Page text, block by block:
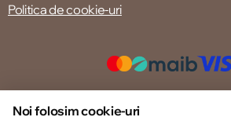
Politica de cookie-uri
© 2013 – 2026 ECOM
Noi folosim cookie-uri